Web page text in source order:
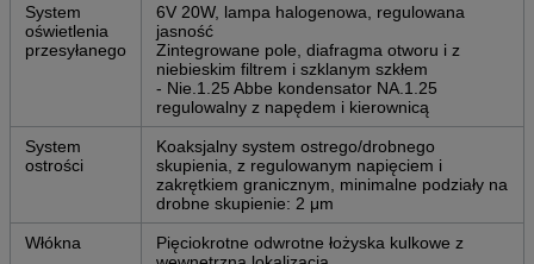
System
oświetlenia
przesyłanego
6V 20W, lampa halogenowa, regulowana
jasność
Zintegrowane pole, diafragma otworu i z
niebieskim filtrem i szklanym szkłem
- Nie.1.25 Abbe kondensator NA.1.25
regulowalny z napędem i kierownicą
System
ostrości
Koaksjalny system ostrego/drobnego
skupienia, z regulowanym napięciem i
zakrętkiem granicznym, minimalne podziały na
drobne skupienie: 2 μm
Włókna
Pięciokrotne odwrotne łożyska kulkowe z